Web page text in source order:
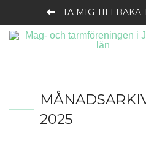
TA MIG TILLBAKA
2025